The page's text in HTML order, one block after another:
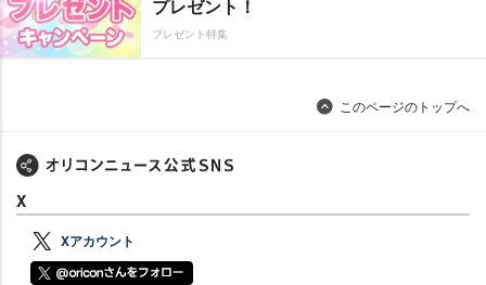
プレゼント！
プレゼント特集
このページのトップへ
X
Xアカウント